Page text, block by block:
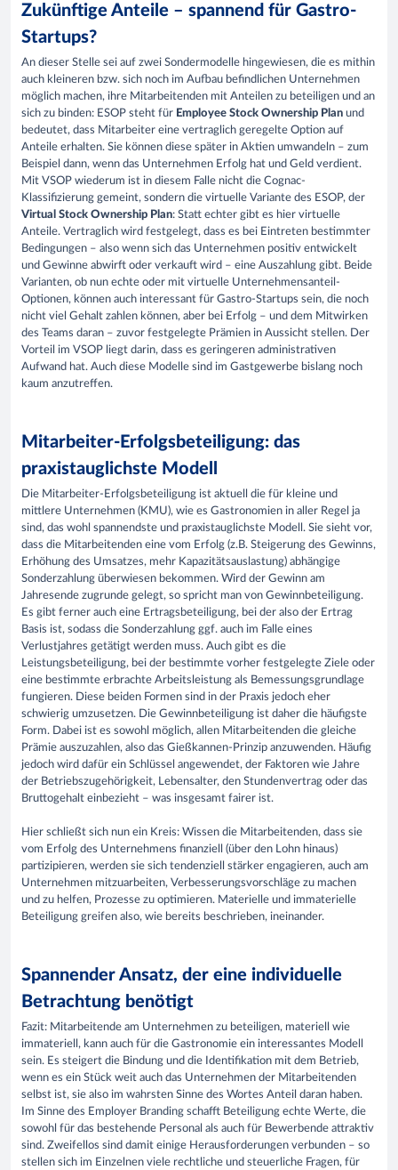
Zukünftige Anteile – spannend für Gastro-
Startups?
An dieser Stelle sei auf zwei Sondermodelle hingewiesen, die es mithin
auch kleineren bzw. sich noch im Aufbau befindlichen Unternehmen
möglich machen, ihre Mitarbeitenden mit Anteilen zu beteiligen und an
sich zu binden: ESOP steht für Employee Stock Ownership Plan und
bedeutet, dass Mitarbeiter eine vertraglich geregelte Option auf
Anteile erhalten. Sie können diese später in Aktien umwandeln – zum
Beispiel dann, wenn das Unternehmen Erfolg hat und Geld verdient.
Mit VSOP wiederum ist in diesem Falle nicht die Cognac-
Klassifizierung gemeint, sondern die virtuelle Variante des ESOP, der
Virtual Stock Ownership Plan: Statt echter gibt es hier virtuelle
Anteile. Vertraglich wird festgelegt, dass es bei Eintreten bestimmter
Bedingungen – also wenn sich das Unternehmen positiv entwickelt
und Gewinne abwirft oder verkauft wird – eine Auszahlung gibt. Beide
Varianten, ob nun echte oder mit virtuelle Unternehmensanteil-
Optionen, können auch interessant für Gastro-Startups sein, die noch
nicht viel Gehalt zahlen können, aber bei Erfolg – und dem Mitwirken
des Teams daran – zuvor festgelegte Prämien in Aussicht stellen. Der
Vorteil im VSOP liegt darin, dass es geringeren administrativen
Aufwand hat. Auch diese Modelle sind im Gastgewerbe bislang noch
kaum anzutreffen.
Mitarbeiter-Erfolgsbeteiligung: das
praxistauglichste Modell
Die Mitarbeiter-Erfolgsbeteiligung ist aktuell die für kleine und
mittlere Unternehmen (KMU), wie es Gastronomien in aller Regel ja
sind, das wohl spannendste und praxistauglichste Modell. Sie sieht vor,
dass die Mitarbeitenden eine vom Erfolg (z.B. Steigerung des Gewinns,
Erhöhung des Umsatzes, mehr Kapazitätsauslastung) abhängige
Sonderzahlung überwiesen bekommen. Wird der Gewinn am
Jahresende zugrunde gelegt, so spricht man von Gewinnbeteiligung.
Es gibt ferner auch eine Ertragsbeteiligung, bei der also der Ertrag
Basis ist, sodass die Sonderzahlung ggf. auch im Falle eines
Verlustjahres getätigt werden muss. Auch gibt es die
Leistungsbeteiligung, bei der bestimmte vorher festgelegte Ziele oder
eine bestimmte erbrachte Arbeitsleistung als Bemessungsgrundlage
fungieren. Diese beiden Formen sind in der Praxis jedoch eher
schwierig umzusetzen. Die Gewinnbeteiligung ist daher die häufigste
Form. Dabei ist es sowohl möglich, allen Mitarbeitenden die gleiche
Prämie auszuzahlen, also das Gießkannen-Prinzip anzuwenden. Häufig
jedoch wird dafür ein Schlüssel angewendet, der Faktoren wie Jahre
der Betriebszugehörigkeit, Lebensalter, den Stundenvertrag oder das
Bruttogehalt einbezieht – was insgesamt fairer ist.
Hier schließt sich nun ein Kreis: Wissen die Mitarbeitenden, dass sie
vom Erfolg des Unternehmens finanziell (über den Lohn hinaus)
partizipieren, werden sie sich tendenziell stärker engagieren, auch am
Unternehmen mitzuarbeiten, Verbesserungsvorschläge zu machen
und zu helfen, Prozesse zu optimieren. Materielle und immaterielle
Beteiligung greifen also, wie bereits beschrieben, ineinander.
Spannender Ansatz, der eine individuelle
Betrachtung benötigt
Fazit: Mitarbeitende am Unternehmen zu beteiligen, materiell wie
immateriell, kann auch für die Gastronomie ein interessantes Modell
sein. Es steigert die Bindung und die Identifikation mit dem Betrieb,
wenn es ein Stück weit auch das Unternehmen der Mitarbeitenden
selbst ist, sie also im wahrsten Sinne des Wortes Anteil daran haben.
Im Sinne des Employer Branding schafft Beteiligung echte Werte, die
sowohl für das bestehende Personal als auch für Bewerbende attraktiv
sind. Zweifellos sind damit einige Herausforderungen verbunden – so
stellen sich im Einzelnen viele rechtliche und steuerliche Fragen, für